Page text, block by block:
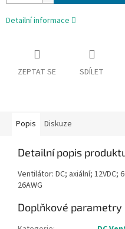
Detailní informace
ZEPTAT SE SDÍLET
Popis Diskuze
Detailní popis
Ventilátor: DC; axiální; 12VDC;
26AWG
Doplňkové parametry